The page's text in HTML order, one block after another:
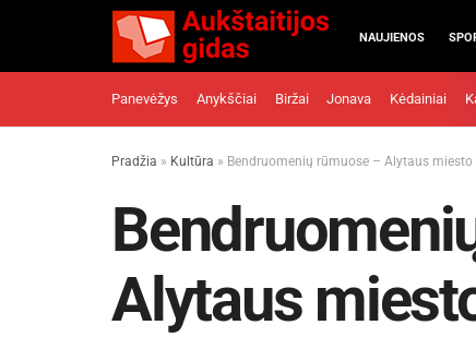
NAUJIENOS
Panevėžys Anykščiai Biržai Jonava Kėdainiai
Pradžia » Kultūra » Bendruomenių rūmuose – Alytaus
Alytaus